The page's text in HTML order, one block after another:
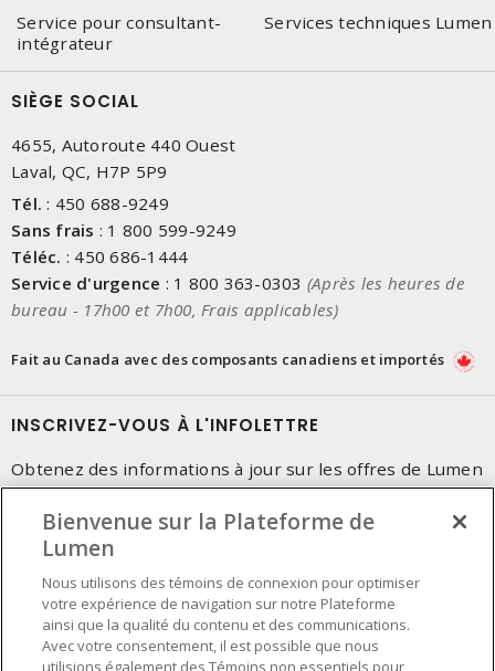
Service pour consultant-
intégrateur
Services techniques Lumen
SIÈGE SOCIAL
4655, Autoroute 440 Ouest
Laval, QC, H7P 5P9
Tél. : 450 688-9249
Sans frais : 1 800 599-9249
Téléc. : 450 686-1444
Service d'urgence : 1 800 363-0303 (Après les heures de
bureau - 17h00 et 7h00, Frais applicables)
Fait au Canada avec des composants canadiens et importés
INSCRIVEZ-VOUS À L'INFOLETTRE
Obtenez des informations à jour sur les offres de Lumen
Bienvenue sur la Plateforme de
Lumen
Nous utilisons des témoins de connexion pour optimiser
votre expérience de navigation sur notre Plateforme
ainsi que la qualité du contenu et des communications.
Avec votre consentement, il est possible que nous
utilisions également des Témoins non essentiels pour